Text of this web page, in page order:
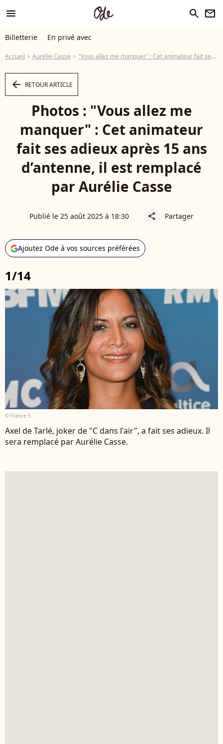
menu search newsletter
Billetterie En privé avec
Accueil Aurélie Casse "Vous allez me manquer" : Cet animateur fait ses adieux après 15 ans d’antenne, il est remplacé par Aurélie Casse
arrow_left RETOUR ARTICLE
Photos : "Vous allez me
manquer" : Cet animateur
fait ses adieux après 15 ans
d’antenne, il est remplacé
par Aurélie Casse
Publié le 25 août 2025 à 18:30 share Partager
Ajoutez Ode à vos sources préférées
1/14
© France 5
Axel de Tarlé, joker de "C dans l'air", a fait ses adieux. Il
sera remplacé par Aurélie Casse.